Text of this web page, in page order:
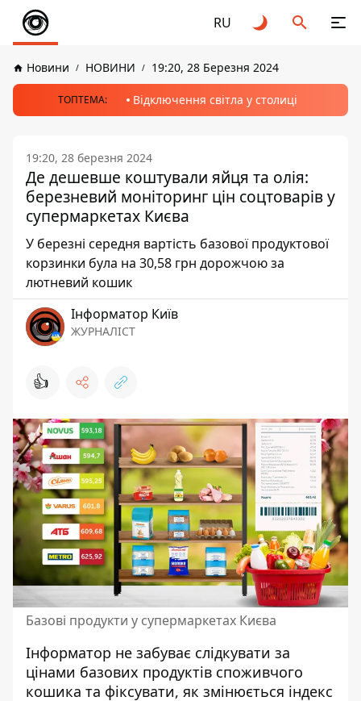
RU
Новини НОВИНИ 19:20, 28 Березня 2024
ТОПТЕМА: Відключення світла у столиці
19:20, 28 березня 2024
Де дешевше коштували яйця та олія:
березневий моніторинг цін соцтоварів у
супермаркетах Києва
У березні середня вартість базової продуктової
корзинки була на 30,58 грн дорожчою за
лютневий кошик
Інформатор Київ
ЖУРНАЛІСТ
👍
Базові продукти у супермаркетах Києва
Інформатор не забуває слідкувати за
цінами базових продуктів споживчого
кошика та фіксувати, як змінюється індекс